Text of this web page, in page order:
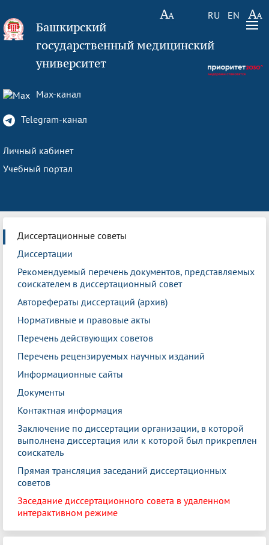
RU EN
Башкирский
государственный медицинский
университет
Max-канал
Telegram-канал
Личный кабинет
Учебный портал
Диссертационные советы
Диссертации
Рекомендуемый перечень документов, представляемых
соискателем в диссертационный совет
Авторефераты диссертаций (архив)
Нормативные и правовые акты
Перечень действующих советов
Перечень рецензируемых научных изданий
Информационные сайты
Документы
Контактная информация
Заключение по диссертации организации, в которой
выполнена диссертация или к которой был прикреплен
соискатель
Прямая трансляция заседаний диссертационных
советов
Заседание диссертационного совета в удаленном
интерактивном режиме